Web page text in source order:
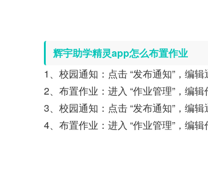
辉宇助学精灵app怎么布置作业
1、校园通知：点击 “发布通知”，编
2、布置作业：进入 “作业管理”，编
3、校园通知：点击 “发布通知”，编
4、布置作业：进入 “作业管理”，编